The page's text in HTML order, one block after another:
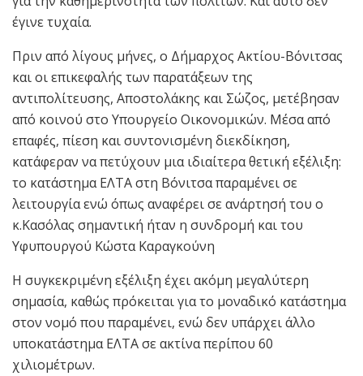
έγινε τυχαία.
Πριν από λίγους μήνες, ο Δήμαρχος Ακτίου-Βόνιτσας
και οι επικεφαλής των παρατάξεων της
αντιπολίτευσης, Αποστολάκης και Σώζος, μετέβησαν
από κοινού στο Υπουργείο Οικονομικών. Μέσα από
επαφές, πίεση και συντονισμένη διεκδίκηση,
κατάφεραν να πετύχουν μια ιδιαίτερα θετική εξέλιξη:
το κατάστημα ΕΛΤΑ στη Βόνιτσα παραμένει σε
λειτουργία ενώ όπως αναφέρει σε ανάρτησή του ο
κ.Κασόλας σημαντική ήταν η συνδρομή και του
Υφυπουργού Κώστα Καραγκούνη
Η συγκεκριμένη εξέλιξη έχει ακόμη μεγαλύτερη
σημασία, καθώς πρόκειται για το μοναδικό κατάστημα
στον νομό που παραμένει, ενώ δεν υπάρχει άλλο
υποκατάστημα ΕΛΤΑ σε ακτίνα περίπου 60
χιλιομέτρων.